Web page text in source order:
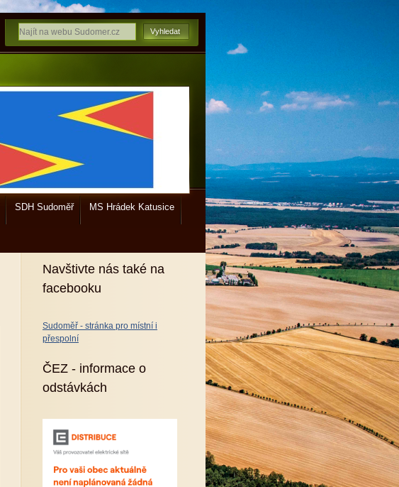
SDH Sudoměř MS Hrádek Katusice
Navštivte nás také na
facebooku
Sudoměř - stránka pro místní i
přespolní
ČEZ - informace o
odstávkách